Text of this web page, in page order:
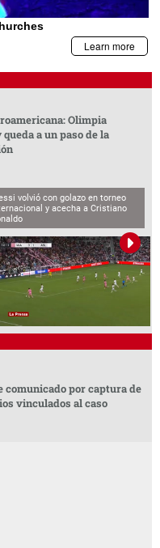
Olimpia
a un paso de la
volvió con golazo en torneo
y acecha a Cristiano
comunicado por captura de
vinculados al caso